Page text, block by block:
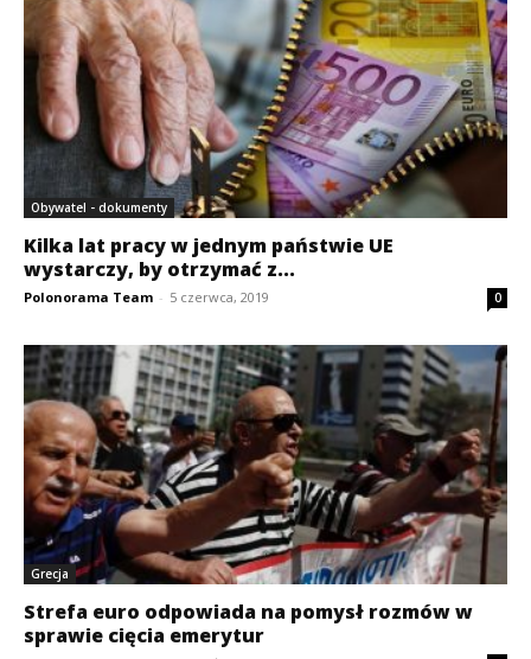
Obywatel - dokumenty
Kilka lat pracy w jednym państwie UE
wystarczy, by otrzymać z...
Polonorama Team - 5 czerwca, 2019 0
Grecja
Strefa euro odpowiada na pomysł rozmów w
sprawie cięcia emerytur